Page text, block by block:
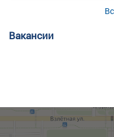
Вакансии